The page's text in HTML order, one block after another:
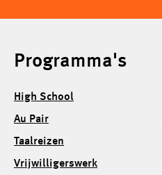
Programma's
High School
Au Pair
Taalreizen
Vrijwilligerswerk